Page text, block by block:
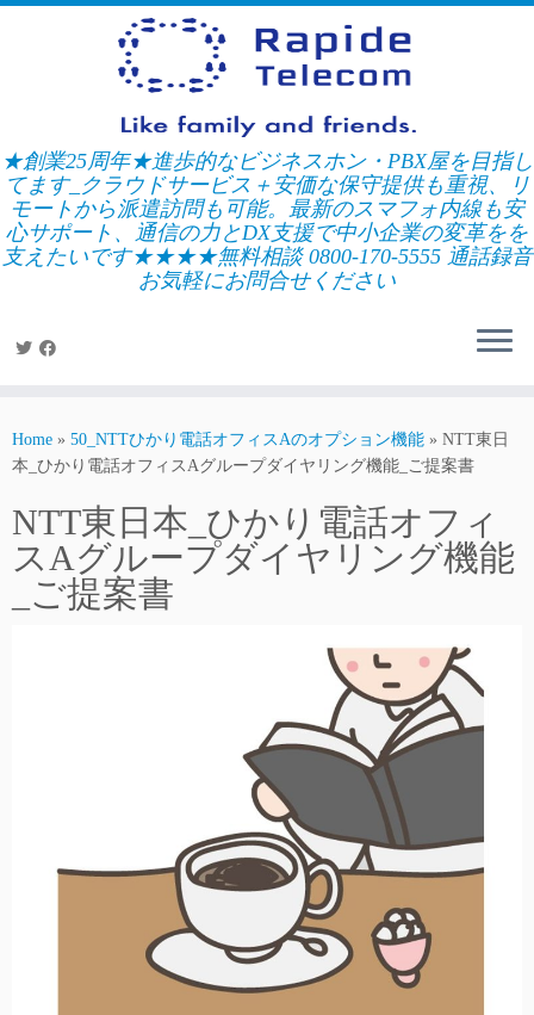
Skip
★創業25周年★進歩的なビジネスホン・PBX屋を目指し
てます_クラウドサービス＋安価な保守提供も重視、リ
モートから派遣訪問も可能。最新のスマフォ内線も安
心サポート、通信の力とDX支援で中小企業の変革をを
支えたいです★★★★無料相談 0800-170-5555 通話録音
お気軽にお問合せください
Home » 50_NTTひかり電話オフィスAのオプション機能 » NTT東日
本_ひかり電話オフィスAグループダイヤリング機能_ご提案書
NTT東日本_ひかり電話オフィ
スAグループダイヤリング機能
_ご提案書